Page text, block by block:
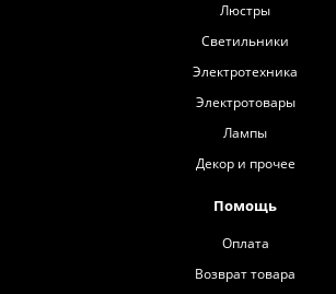
Люстры
Светильники
Электротехника
Электротовары
Лампы
Декор и прочее
Помощь
Оплата
Возврат товара